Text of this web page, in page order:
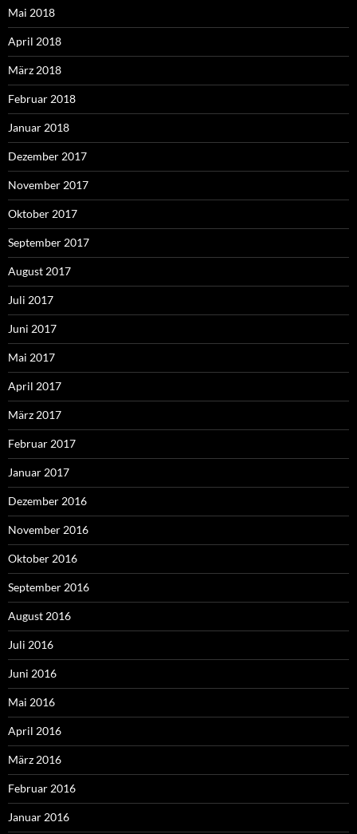
Mai 2018
April 2018
März 2018
Februar 2018
Januar 2018
Dezember 2017
November 2017
Oktober 2017
September 2017
August 2017
Juli 2017
Juni 2017
Mai 2017
April 2017
März 2017
Februar 2017
Januar 2017
Dezember 2016
November 2016
Oktober 2016
September 2016
August 2016
Juli 2016
Juni 2016
Mai 2016
April 2016
März 2016
Februar 2016
Januar 2016